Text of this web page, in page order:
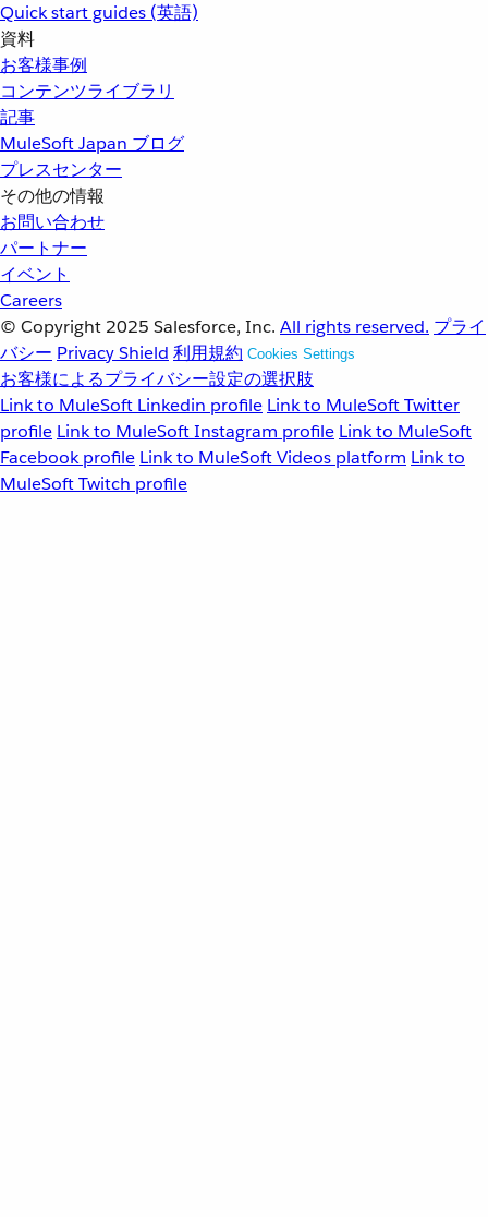
Quick start guides (英語)
資料
お客様事例
コンテンツライブラリ
記事
MuleSoft Japan ブログ
プレスセンター
その他の情報
お問い合わせ
パートナー
イベント
Careers
© Copyright 2025 Salesforce, Inc. All rights reserved. プライ
バシー Privacy Shield 利用規約 Cookies Settings
お客様によるプライバシー設定の選択肢
Link to MuleSoft Linkedin profile Link to MuleSoft Twitter
profile Link to MuleSoft Instagram profile Link to MuleSoft
Facebook profile Link to MuleSoft Videos platform Link to
MuleSoft Twitch profile